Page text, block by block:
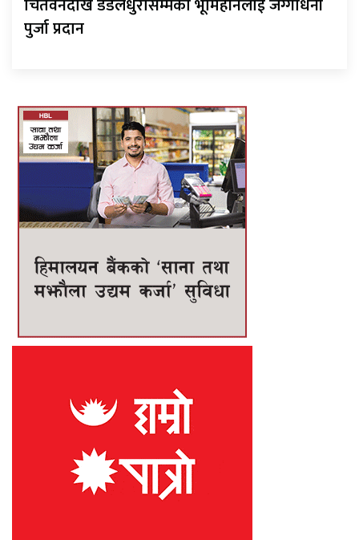
चितवनदेखि डडेलधुरासम्मका भूमिहीनलाई जग्गाधनी
पुर्जा प्रदान